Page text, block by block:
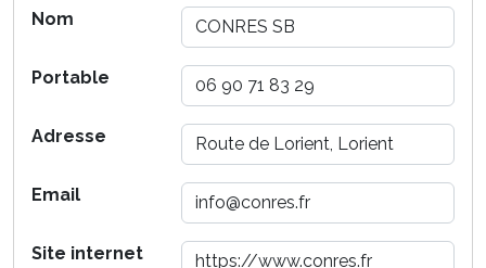
Nom
Portable
Adresse
Email
Site internet